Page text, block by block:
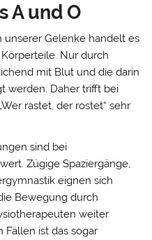
A und O
Gelenke handelt es
Nur durch
mit Blut und die darin
werden. Daher trifft bei
rastet, der rostet“ sehr
sind bei
Zügige Spaziergänge,
eignen sich
Bewegung durch
weiter
Fällen ist das sogar